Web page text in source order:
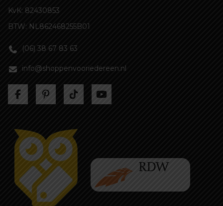
KvK: 82430853
BTW: NL862468255B01
(06) 38 67 83 63
info@shoppenvooriedereen.nl